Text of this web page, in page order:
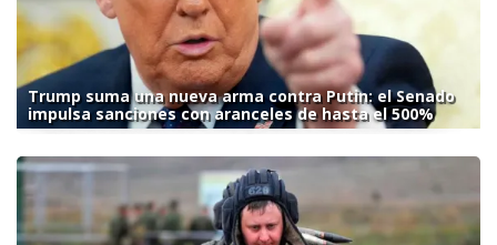
Trump suma una nueva arma contra Putin: el Senado
impulsa sanciones con aranceles de hasta el 500%